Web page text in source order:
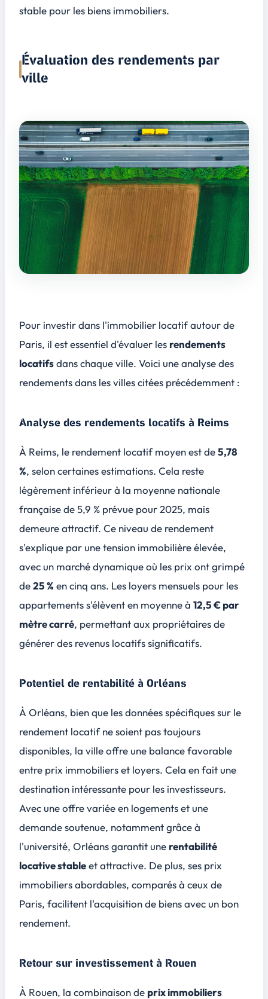
stable pour les biens immobiliers.
Évaluation des rendements par
ville
Pour investir dans l'immobilier locatif autour de
Paris, il est essentiel d'évaluer les rendements
locatifsdans chaque ville. Voici une analyse des
rendements dans les villes citées précédemment :
Analyse des rendements locatifs à Reims
À Reims, le rendement locatif moyen est de5,78
%, selon certaines estimations. Cela reste
légèrement inférieur à la moyenne nationale
française de 5,9 % prévue pour 2025, mais
demeure attractif. Ce niveau de rendement
s'explique par unetension immobilière élevée,
avec un marché dynamique où les prix ont grimpé
de25 % en cinq ans. Les loyers mensuels pour les
appartements s'élèvent en moyenne à 12,5 € par
mètre carré, permettant aux propriétaires de
générer des revenus locatifs significatifs.
Potentiel de rentabilité à Orléans
À Orléans, bien que les données spécifiques sur le
rendement locatif ne soient pas toujours
disponibles, la ville offre une balance favorable
entre prix immobiliers et loyers. Cela en fait une
destination intéressante pour les investisseurs.
Avec une offre variée en logements et une
demande soutenue, notamment grâce à
l'université, Orléans garantit une rentabilité
locative stableet attractive. De plus, ses prix
immobiliers abordables, comparés à ceux de
Paris, facilitent l'acquisition de biens avec un bon
rendement.
Retour sur investissement à Rouen
À Rouen, la combinaison de prix immobiliers